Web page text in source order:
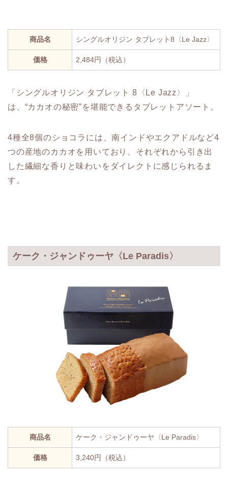
商品名 シングルオリジン タブレット8〈Le Jazz〉
価格 2,484円（税込）
「シングルオリジン タブレット 8〈Le Jazz〉」
は、“カカオの秘密”を堪能できるタブレットアソート。
4種全8個のショコラには、南インドやエクアドルなど4
つの産地のカカオを用いており、それぞれから引き出
した繊細な香りと味わいをダイレクトに感じられるま
す。
ケーク・ジャンドゥーヤ〈Le Paradis〉
商品名 ケーク・ジャンドゥーヤ〈Le Paradis〉
価格 3,240円（税込）